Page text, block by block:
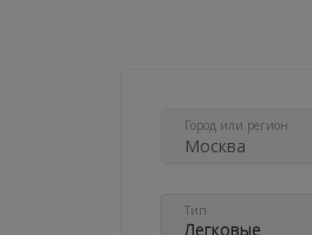
Город или регион
Тип
Легковые